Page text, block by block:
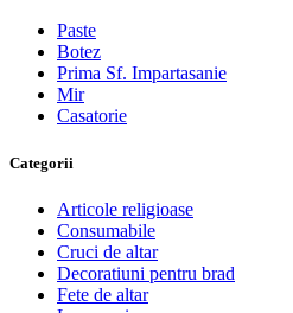
Paste
Botez
Prima Sf. Impartasanie
Mir
Casatorie
Categorii
Articole religioase
Consumabile
Cruci de altar
Decoratiuni pentru brad
Fete de altar